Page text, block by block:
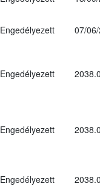
Engedélyezett
07/
Engedélyezett
Engedélyezett
Engedélyezett